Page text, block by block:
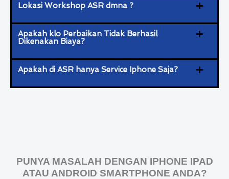
Lokasi Workshop ASR dmna ?
Apakah klo Perbaikan Tidak Berhasil
Dikenakan Biaya?
Apakah di ASR hanya Service Iphone Saja?
PUNYA MASALAH DENGAN IPHONE IPAD
ATAU ANDROID SMARTPHONE ANDA?